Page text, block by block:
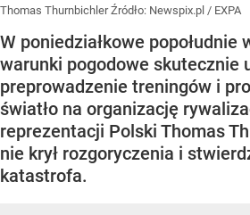
Thomas ThurnbichlerŹródło: Newspix.pl / EXPA
W poniedziałkowe popołudnie
warunki pogodowe skutecznie
preprowadzenie treningów i
światło na organizację
reprezentacji Polski Thomas
nie krył rozgoryczenia i
katastrofa.